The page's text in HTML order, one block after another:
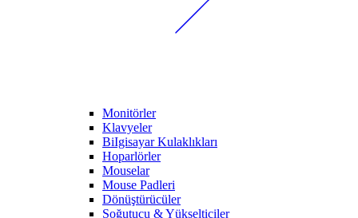
Monitörler
Klavyeler
BiIgisayar Kulaklıkları
Hoparlörler
Mouselar
Mouse Padleri
Dönüştürücüler
Soğutucu & Yükselticiler